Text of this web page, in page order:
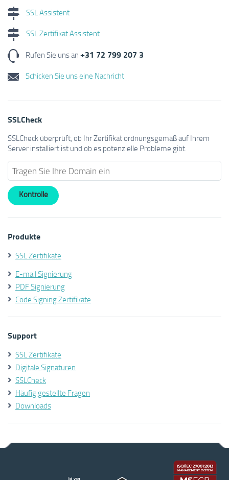
SSL Assistent
SSL Zertifikat Assistent
Rufen Sie uns an +31 72 799 207 3
Schicken Sie uns eine Nachricht
SSLCheck
SSLCheck überprüft, ob Ihr Zertifikat ordnungsgemäß auf Ihrem
Server installiert ist und ob es potenzielle Probleme gibt.
Produkte
SSL Zertifikate
E-mail Signierung
PDF Signierung
Code Signing Zertifikate
Support
SSL Zertifikate
Digitale Signaturen
SSLCheck
Häufig gestellte Fragen
Downloads